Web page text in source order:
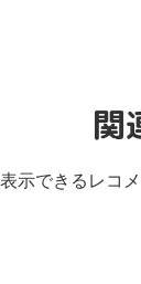
関
表示できるレコ